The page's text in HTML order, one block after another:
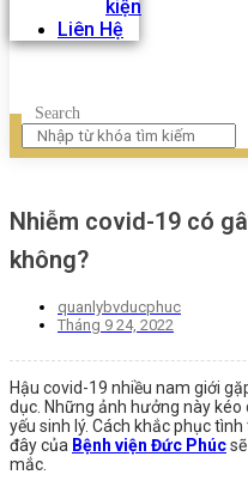
kiện
Liên Hệ
Search
Nhiễm covid-19 có
không?
quanlybvducphuc
Tháng 9 24, 2022
Hậu covid-19 nhiều nam giới
dục. Những ảnh hưởng này
yếu sinh lý. Cách khắc phục
đây của Bệnh viện Đức Phúc
mắc.